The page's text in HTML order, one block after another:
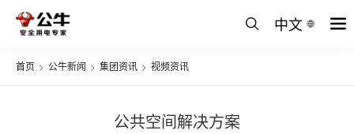
中文
首页 > 公牛新闻 > 集团资讯 > 视频资讯
公共空间解决方案